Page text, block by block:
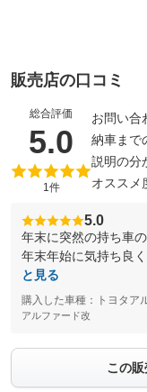
販売店の口コミ
総合評価
5.0 （5
1件
お問い合
納車まで
説明の分
オススメ
5.0
年末に突然の持ち車
年末年始に気持ち良
と見る
購入した車種：トヨタア
アルファード改
この